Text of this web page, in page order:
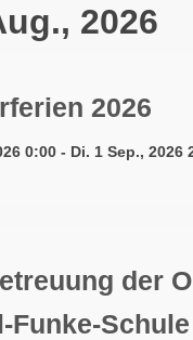
2026
2026
0:00 - Di. 1 Sep., 2026
der
Funke-Schule